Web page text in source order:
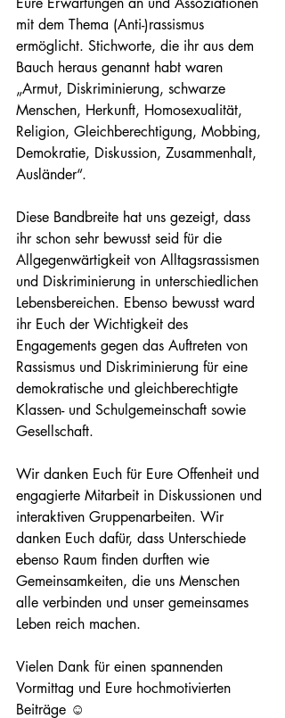
mit dem Thema (Anti-)rassismus
ermöglicht. Stichworte, die ihr aus dem
Bauch heraus genannt habt waren
„Armut, Diskriminierung, schwarze
Menschen, Herkunft, Homosexualität,
Religion, Gleichberechtigung, Mobbing,
Demokratie, Diskussion, Zusammenhalt,
Ausländer“.
Diese Bandbreite hat uns gezeigt, dass
ihr schon sehr bewusst seid für die
Allgegenwärtigkeit von Alltagsrassismen
und Diskriminierung in unterschiedlichen
Lebensbereichen. Ebenso bewusst ward
ihr Euch der Wichtigkeit des
Engagements gegen das Auftreten von
Rassismus und Diskriminierung für eine
demokratische und gleichberechtigte
Klassen- und Schulgemeinschaft sowie
Gesellschaft.
Wir danken Euch für Eure Offenheit und
engagierte Mitarbeit in Diskussionen und
interaktiven Gruppenarbeiten. Wir
danken Euch dafür, dass Unterschiede
ebenso Raum finden durften wie
Gemeinsamkeiten, die uns Menschen
alle verbinden und unser gemeinsames
Leben reich machen.
Vielen Dank für einen spannenden
Vormittag und Eure hochmotivierten
Beiträge ☺